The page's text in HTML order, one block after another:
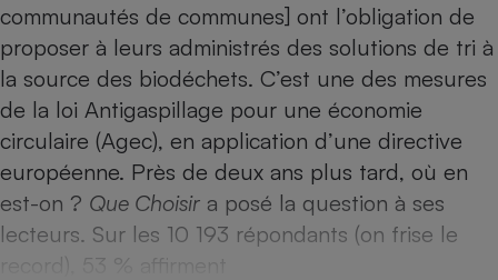
communautés de communes] ont l’obligation de
proposer à leurs administrés des solutions de tri à
la source des biodéchets. C’est une des mesures
de la loi Antigaspillage pour une économie
circulaire (Agec), en application d’une directive
européenne. Près de deux ans plus tard, où en
est-on ? Que Choisir a posé la question à ses
lecteurs. Sur les 10 193 répondants (on frise le
record), 53 % affirment
Climatiseur -
Ventilateur
Antivirus
Climatiseur -
Ventilateur